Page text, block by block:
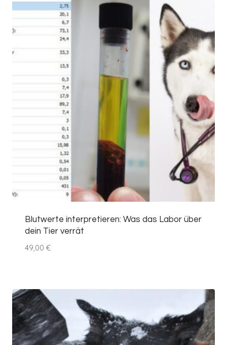
Blutwerte interpretieren: Was das Labor über
dein Tier verrät
49,00 €